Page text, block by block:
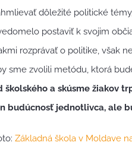
dôležité politické
postaviť k svojim
rozprávať o politike, však
sme zvolili metódu, ktorá
školského a skúsme žiakov
budúcnosť jednotlivca, ale
Základná škola v Moldave